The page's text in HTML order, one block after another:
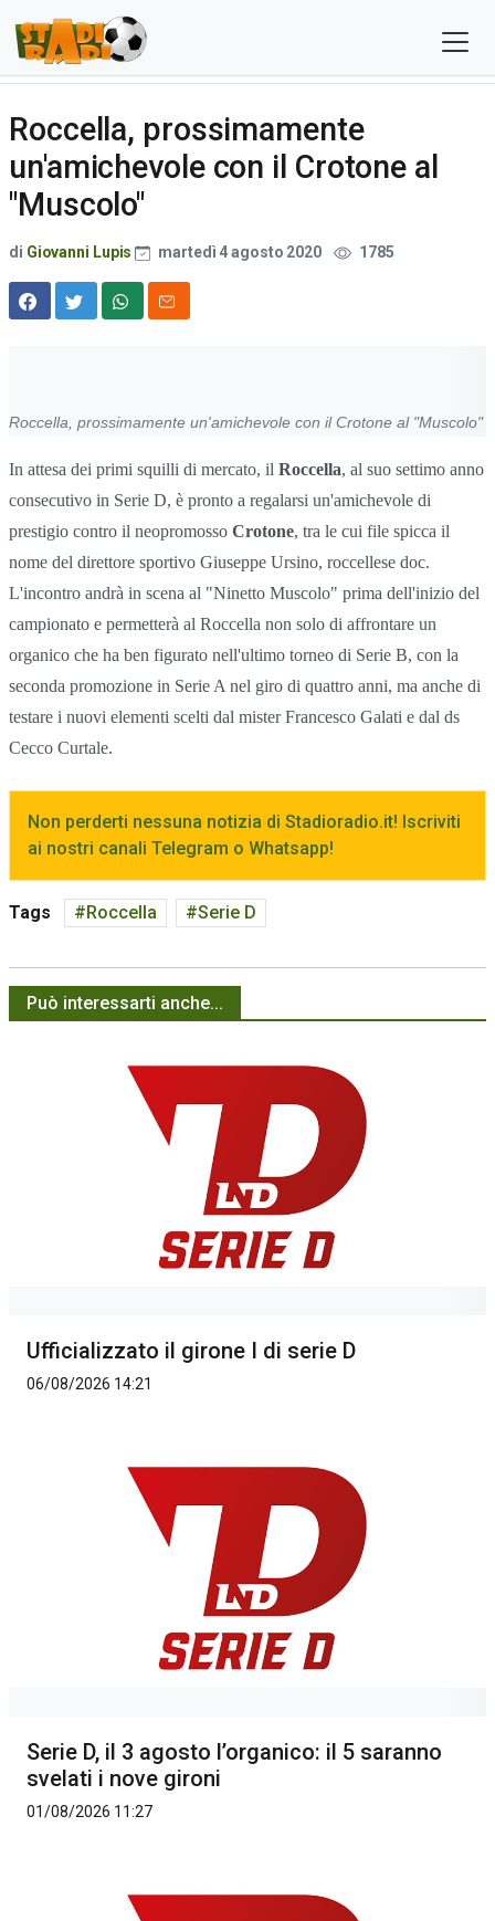
Roccella, prossimamente
un'amichevole con il Crotone al
"Muscolo"
di Giovanni Lupis martedì 4 agosto 2020 1785
Roccella, prossimamente un'amichevole con il Crotone al "Muscolo"
In attesa dei primi squilli di mercato, il Roccella, al suo settimo anno
consecutivo in Serie D, è pronto a regalarsi un'amichevole di
prestigio contro il neopromosso Crotone, tra le cui file spicca il
nome del direttore sportivo Giuseppe Ursino, roccellese doc.
L'incontro andrà in scena al "Ninetto Muscolo" prima dell'inizio del
campionato e permetterà al Roccella non solo di affrontare un
organico che ha ben figurato nell'ultimo torneo di Serie B, con la
seconda promozione in Serie A nel giro di quattro anni, ma anche di
testare i nuovi elementi scelti dal mister Francesco Galati e dal ds
Cecco Curtale.
Non perderti nessuna notizia di Stadioradio.it! Iscriviti
ai nostri canali Telegram o Whatsapp!
Tags Roccella Serie D
Può interessarti anche...
Ufficializzato il girone I di serie D
06/08/2026 14:21
Serie D, il 3 agosto l’organico: il 5 saranno
svelati i nove gironi
01/08/2026 11:27